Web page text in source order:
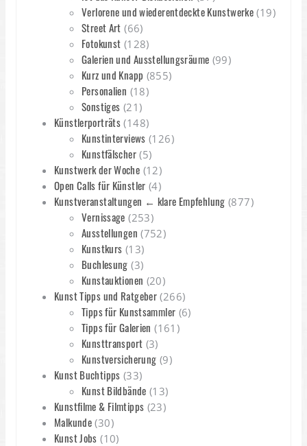
Verlorene und wiederentdeckte Kunstwerke (19)
Street Art (66)
Fotokunst (128)
Galerien und Ausstellungsräume (99)
Kurz und Knapp (855)
Personalien (18)
Sonstiges (21)
Künstlerporträts (148)
Kunstinterviews (126)
Kunstfälscher(5)
Kunstwerk der Woche (12)
Open Calls für Künstler (4)
Kunstveranstaltungen ← klare Empfehlung (877)
Vernissage (253)
Ausstellungen (752)
Kunstkurs (13)
Buchlesung (3)
Kunstauktionen (20)
Kunst Tipps und Ratgeber (266)
Tipps für Kunstsammler (6)
Tipps für Galerien (161)
Kunsttransport (3)
Kunstversicherung (9)
Kunst Buchtipps (33)
Kunst Bildbände (13)
Kunstfilme & Filmtipps (23)
Malkunde (30)
Kunst Jobs (10)